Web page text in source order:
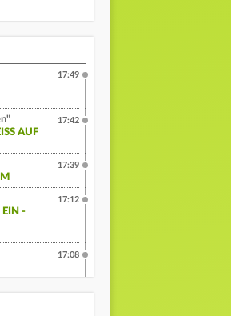
17:49
AUF S
17:42
17:39
EIN -
17:12
17:08